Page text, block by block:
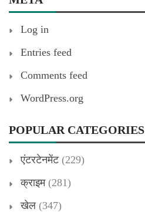
Log in
Entries feed
Comments feed
WordPress.org
POPULAR CATEGORIES
एंटरटेनमेंट(229)
क्राइम(281)
खेल (347)